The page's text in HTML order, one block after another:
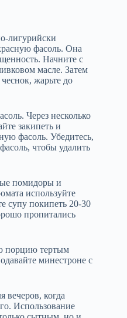
лигурийски
фасоль. Она
Начните с
масле. Затем
жарьте до
Через несколько
закипеть и
фасоль. Убедитесь,
чтобы удалить
помидоры и
используйте
супу покипеть 20-30
пропитались
порцию тертым
минестроне с
вечеров, когда
Использование